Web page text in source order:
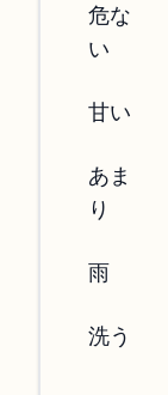
危な
い
甘い
あま
り
雨
洗う